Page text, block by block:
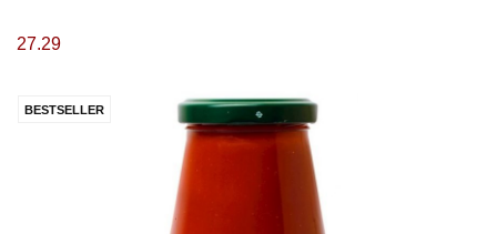
27.29
BESTSELLER